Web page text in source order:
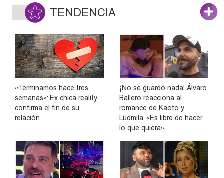
TENDENCIA
«Terminamos hace tres
semanas»: Ex chica reality
confirma el fin de su
relación
¡No se guardó nada! Álvaro
Ballero reacciona al
romance de Kaoto y
Ludmila: «Es libre de hacer
lo que quiera»